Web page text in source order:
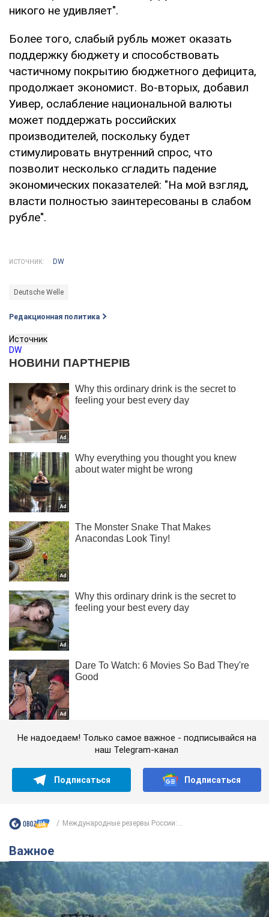
никого не удивляет".
Более того, слабый рубль может оказать
поддержку бюджету и способствовать
частичному покрытию бюджетного дефицита,
продолжает экономист. Во-вторых, добавил
Уивер, ослабление национальной валюты
может поддержать российских
производителей, поскольку будет
стимулировать внутренний спрос, что
позволит несколько сгладить падение
экономических показателей: "На мой взгляд,
власти полностью заинтересованы в слабом
рубле".
ИСТОЧНИК: DW
Deutsche Welle
Редакционная политика
Источник
DW
Не надоедаем! Только самое важное - подписывайся на
наш Telegram-канал
Подписаться Подписаться
Международные резервы России:...
Важное